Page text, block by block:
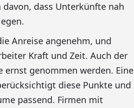
dass Unterkünfte nah
Anreise angenehm, und
Kraft und Zeit. Auch der
genommen werden. Eine
diese Punkte und
passend. Firmen mit